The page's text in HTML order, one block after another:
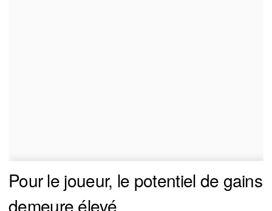
Pour le joueur, le potentiel de gains
demeure élevé.